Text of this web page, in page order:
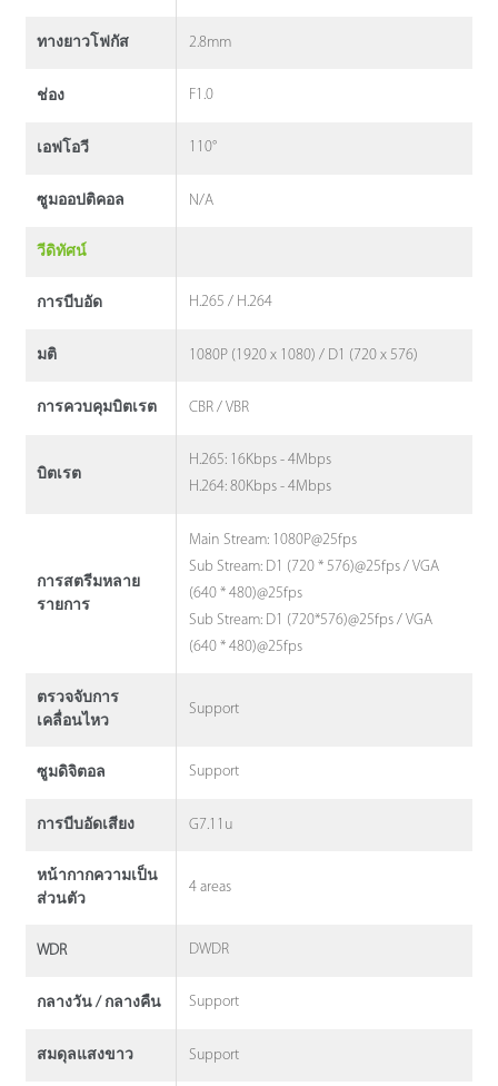
ทางยาวโฟกัส 2.8mm
ช่อง F1.0
เอฟโอวี 110°
ซูมออปติคอล N/A
วีดิทัศน์
การบีบอัด H.265 / H.264
มติ 1080P (1920 x 1080) / D1 (720 x 576)
การควบคุมบิตเรต CBR / VBR
บิตเรต
H.265: 16Kbps - 4Mbps
H.264: 80Kbps - 4Mbps
การสตรีมหลาย
รายการ
Main Stream: 1080P@25fps
Sub Stream: D1 (720 * 576)@25fps / VGA
(640 * 480)@25fps
Sub Stream: D1 (720*576)@25fps / VGA
(640 * 480)@25fps
ตรวจจับการ
เคลื่อนไหว
Support
ซูมดิจิตอล Support
การบีบอัดเสียง G7.11u
หน้ากากความเป็น
ส่วนตัว
4 areas
WDR DWDR
กลางวัน / กลางคืน Support
สมดุลแสงขาว Support